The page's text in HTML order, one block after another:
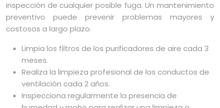
inspección de cualquier posible fuga. Un mantenimiento
preventivo puede prevenir problemas mayores y
costosos a largo plazo.
Limpia los filtros de los purificadores de aire cada 3
meses.
Realiza la limpieza profesional de los conductos de
ventilación cada 2 años.
Inspecciona regularmente la presencia de